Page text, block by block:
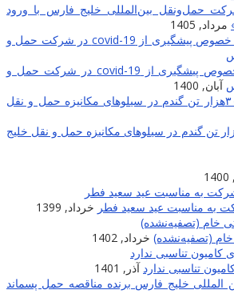
حمل‌ونقل بین‌المللی خلیج فارس با ورود
1405
اقدامات انجام شده در خصوص پیشگیری از covid-19 در شرکت حمل و
آبان, 1400
سازی بیش از ۳۰هزار تن گندم در سیلوهای مکانیزه حمل و نقل خلیج
به مناسبت عید سعید فطر خرداد, 1399
(تصفیه‌نشده) خرداد, 1402
تناسبی ندارد آذر, 1401